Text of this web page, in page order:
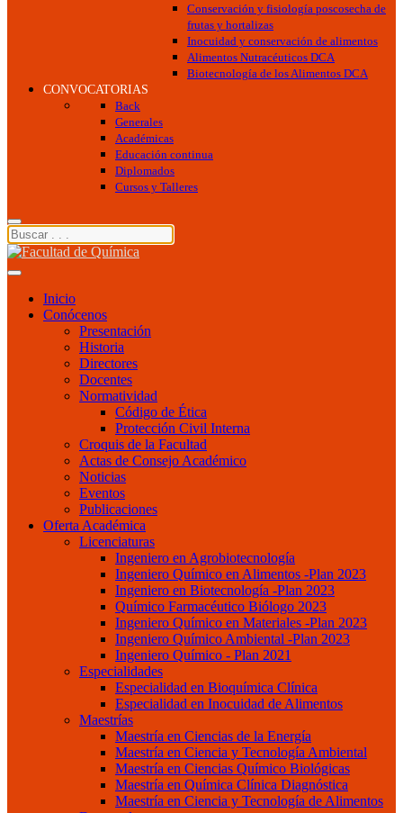
Conservación y fisiología poscosecha de
frutas y hortalizas
Inocuidad y conservación de alimentos
Alimentos Nutracéuticos DCA
Biotecnología de los Alimentos DCA
CONVOCATORIAS
Back
Generales
Académicas
Educación continua
Diplomados
Cursos y Talleres
Inicio
Conócenos
Presentación
Historia
Directores
Docentes
Normatividad
Código de Ética
Protección Civil Interna
Croquis de la Facultad
Actas de Consejo Académico
Noticias
Eventos
Publicaciones
Oferta Académica
Licenciaturas
Ingeniero en Agrobiotecnología
Ingeniero Químico en Alimentos -Plan 2023
Ingeniero en Biotecnología -Plan 2023
Químico Farmacéutico Biólogo 2023
Ingeniero Químico en Materiales -Plan 2023
Ingeniero Químico Ambiental -Plan 2023
Ingeniero Químico - Plan 2021
Especialidades
Especialidad en Bioquímica Clínica
Especialidad en Inocuidad de Alimentos
Maestrías
Maestría en Ciencias de la Energía
Maestría en Ciencia y Tecnología Ambiental
Maestría en Ciencias Químico Biológicas
Maestría en Química Clínica Diagnóstica
Maestría en Ciencia y Tecnología de Alimentos